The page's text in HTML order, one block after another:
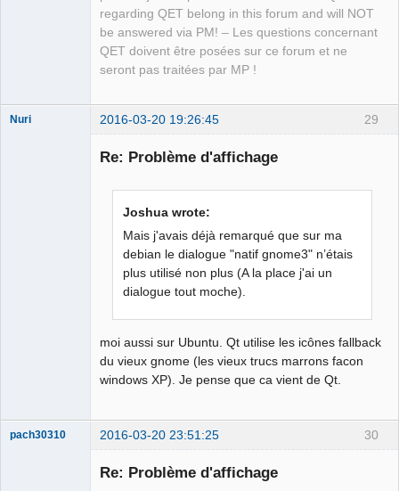
regarding QET belong in this forum and will NOT
be answered via PM! – Les questions concernant
QET doivent être posées sur ce forum et ne
seront pas traitées par MP !
29
Nuri 2016-03-20 19:26:45
Re: Problème d'affichage
Joshua wrote:
Mais j'avais déjà remarqué que sur ma
debian le dialogue "natif gnome3" n’étais
plus utilisé non plus (A la place j'ai un
dialogue tout moche).
moi aussi sur Ubuntu. Qt utilise les icônes fallback
du vieux gnome (les vieux trucs marrons facon
windows XP). Je pense que ca vient de Qt.
30
pach30310 2016-03-20 23:51:25
Re: Problème d'affichage